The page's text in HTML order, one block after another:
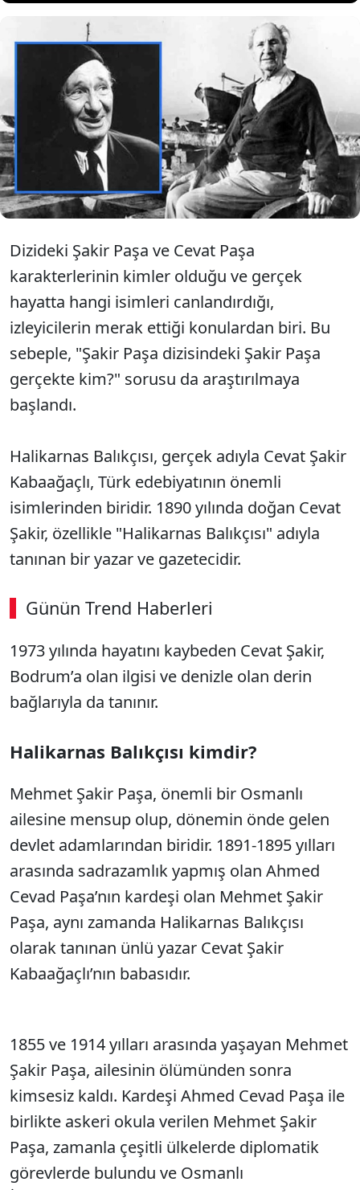
Now TV ekranlarında başlayan "Şakir Paşa Ailesi:
Mucizeler ve Skandallar" dizisi, büyük ilgi topladı.
İlk bölümü 15 Aralık Pazar akşamı yayınlanan
dizide, Cevat Şakir Kabaağaçlı ve Mehmet Şakir
Kabaağaçlı'nın hayatı izleyicilerin merakını
uyandırdı. Dizinin Halikarnas Balıkçısı olarak
tanınan Cevat Şakir Kabaağaçlı'nın hikayesine
odaklandığı belirtiliyor. Peki, Halikarnas Balıkçısı
kimdir?
Dizideki Şakir Paşa ve Cevat Paşa
karakterlerinin kimler olduğu ve gerçek
hayatta hangi isimleri canlandırdığı,
izleyicilerin merak ettiği konulardan biri. Bu
sebeple, "Şakir Paşa dizisindeki Şakir Paşa
gerçekte kim?" sorusu da araştırılmaya
başlandı.
Halikarnas Balıkçısı, gerçek adıyla Cevat Şakir
Kabaağaçlı, Türk edebiyatının önemli
isimlerinden biridir. 1890 yılında doğan Cevat
Şakir, özellikle "Halikarnas Balıkçısı" adıyla
tanınan bir yazar ve gazetecidir.
Günün Trend Haberleri
1973 yılında hayatını kaybeden Cevat Şakir,
Bodrum’a olan ilgisi ve denizle olan derin
bağlarıyla da tanınır.
Halikarnas Balıkçısı kimdir?
Mehmet Şakir Paşa, önemli bir Osmanlı
ailesine mensup olup, dönemin önde gelen
devlet adamlarından biridir. 1891-1895 yılları
arasında sadrazamlık yapmış olan Ahmed
Cevad Paşa’nın kardeşi olan Mehmet Şakir
Paşa, aynı zamanda Halikarnas Balıkçısı
olarak tanınan ünlü yazar Cevat Şakir
Kabaağaçlı’nın babasıdır.
1855 ve 1914 yılları arasında yaşayan Mehmet
Şakir Paşa, ailesinin ölümünden sonra
kimsesiz kaldı. Kardeşi Ahmed Cevad Paşa ile
birlikte askeri okula verilen Mehmet Şakir
Paşa, zamanla çeşitli ülkelerde diplomatik
görevlerde bulundu ve Osmanlı